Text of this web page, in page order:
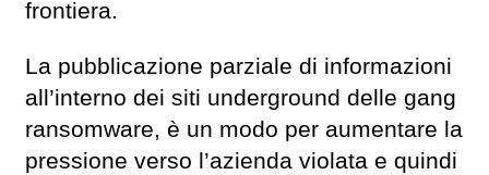
frontiera.
La pubblicazione parziale di informazioni
all’interno dei siti underground delle gang
ransomware, è un modo per aumentare la
pressione verso l’azienda violata e quindi